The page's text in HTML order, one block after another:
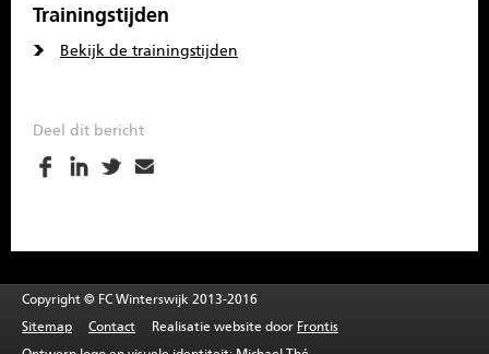
Trainingstijden
Bekijk de trainingstijden
Deel dit bericht
Copyright © FC Winterswijk 2013-2016
Sitemap Contact Realisatie website door Frontis